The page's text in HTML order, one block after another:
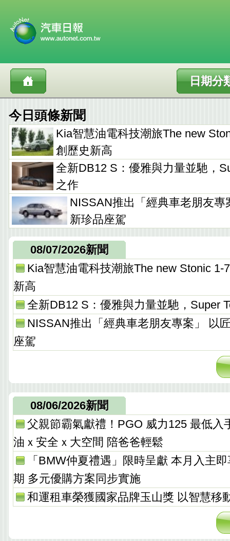
日期分
今日頭條新聞
Kia智慧油電科技潮旅The new
創歷史新高
全新DB12 S：優雅與力量並馳，
之作
NISSAN推出「經典車老朋友專
新珍品座駕
08/07/2026新聞
Kia智慧油電科技潮旅The new Stonic 1-
新高
全新DB12 S：優雅與力量並馳，Super
NISSAN推出「經典車老朋友專案」 以
座駕
08/06/2026新聞
父親節霸氣獻禮！PGO 威力125 最低入
油ｘ安全ｘ大空間 陪爸爸輕鬆
「BMW仲夏禮遇」限時呈獻 本月入主
期 多元優購方案同步實施
和運租車榮獲國家品牌玉山獎 以智慧移